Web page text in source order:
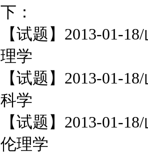
下：
【试题】2013-01-
理学
【试题】2013-01-
科学
【试题】2013-01-
伦理学